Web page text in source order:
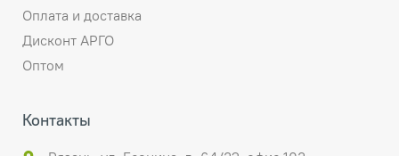
Оплата и доставка
Дисконт АРГО
Оптом
Контакты